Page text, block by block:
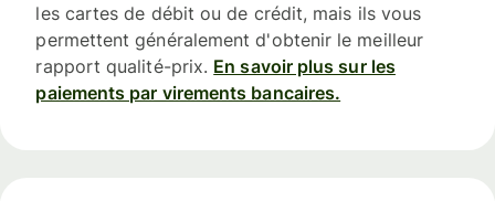
les cartes de débit ou de crédit, mais ils vous
permettent généralement d'obtenir le meilleur
rapport qualité-prix. En savoir plus sur les
paiements par virements bancaires.